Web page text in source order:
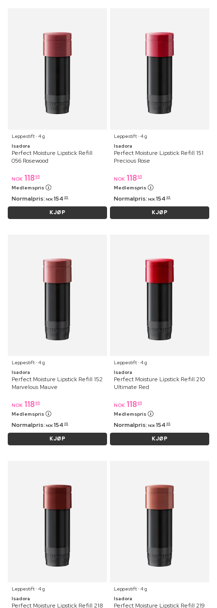
Leppestift ⋅ 4 g
Isadora
Perfect Moisture Lipstick Refill
056 Rosewood
NOK 118 95
Medlemspris
Normalpris: NOK 154 95
KJØP
Leppestift ⋅ 4 g
Isadora
Perfect Moisture Lipstick Refill 151
Precious Rose
NOK 118 95
Medlemspris
Normalpris: NOK 154 95
KJØP
Leppestift ⋅ 4 g
Isadora
Perfect Moisture Lipstick Refill 152
Marvelous Mauve
NOK 118 95
Medlemspris
Normalpris: NOK 154 95
KJØP
Leppestift ⋅ 4 g
Isadora
Perfect Moisture Lipstick Refill 210
Ultimate Red
NOK 118 95
Medlemspris
Normalpris: NOK 154 95
KJØP
Leppestift ⋅ 4 g
Isadora
Perfect Moisture Lipstick Refill 218
Leppestift ⋅ 4 g
Isadora
Perfect Moisture Lipstick Refill 219